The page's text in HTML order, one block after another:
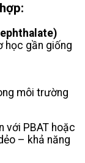
học gần giống
môi trường
với PBAT hoặc
– khả năng